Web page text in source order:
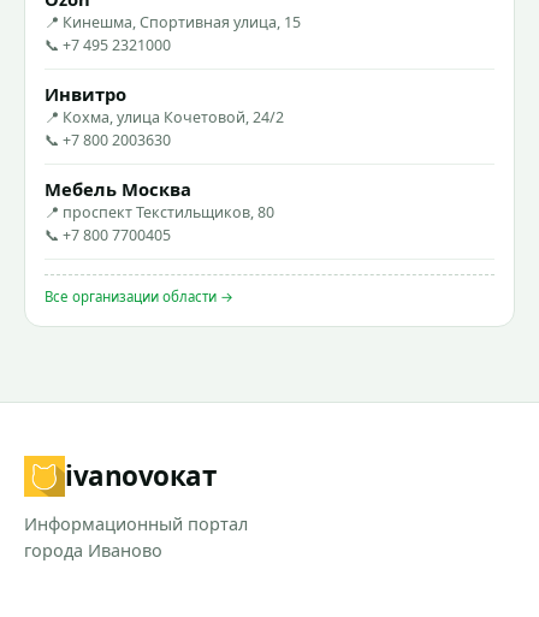
📍 Кинешма, Спортивная улица, 15
📞 +7 495 2321000
Инвитро
📍 Кохма, улица Кочетовой, 24/2
📞 +7 800 2003630
Мебель Москва
📍 проспект Текстильщиков, 80
📞 +7 800 7700405
Все организации области →
ivanovoкат
Информационный портал
города Иваново